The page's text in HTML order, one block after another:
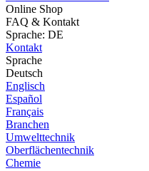
Online Shop
FAQ & Kontakt
Sprache: DE
Kontakt
Sprache
Deutsch
Englisch
Español
Français
Branchen
Umwelttechnik
Oberflächentechnik
Chemie